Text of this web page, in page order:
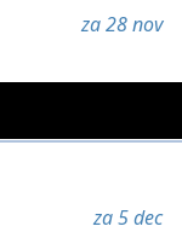
za 28 nov
za 5 dec